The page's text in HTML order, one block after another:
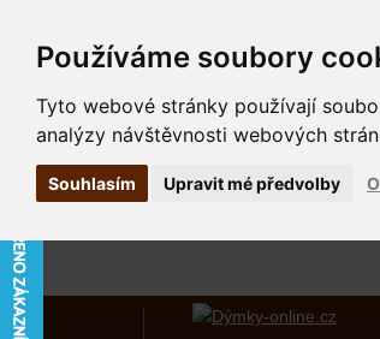
Používáme soubory
Tyto webové stránky používají
analýzy návštěvnosti webových
Souhlasím Upravit mé předvolby